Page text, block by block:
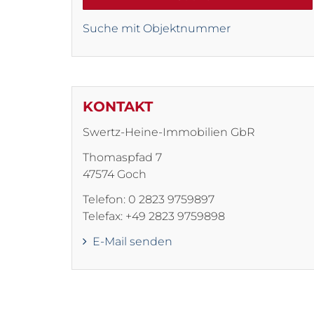
Suche mit Objektnummer
KONTAKT
Swertz-Heine-Immobilien GbR
Thomaspfad 7
47574 Goch
Telefon: 0 2823 9759897
Telefax: +49 2823 9759898
E-Mail senden